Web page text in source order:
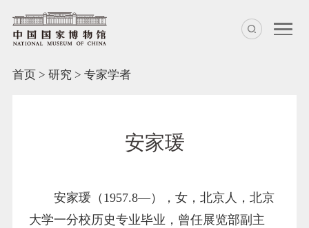
首页> 研究 > 专家学者
安家瑗
安家瑗（1957.8—），女，北京人，北京
大学一分校历史专业毕业，曾任展览部副主